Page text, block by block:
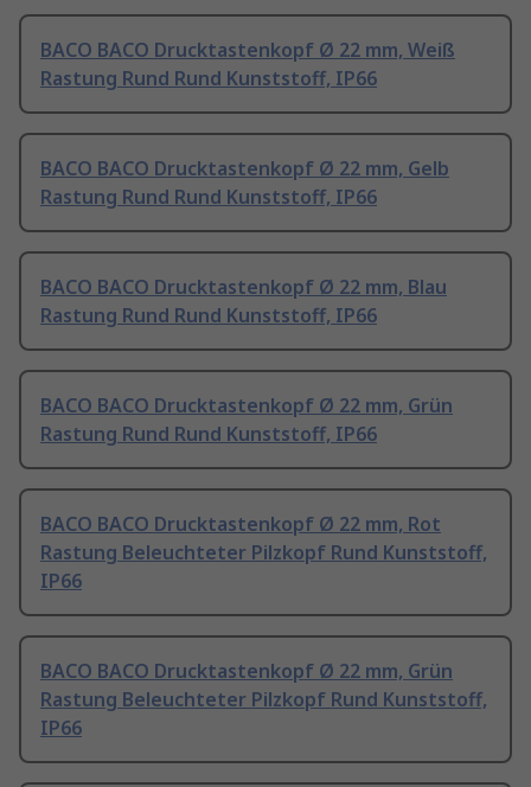
BACO BACO Drucktastenkopf Ø 22 mm, Weiß
Rastung Rund Rund Kunststoff, IP66
BACO BACO Drucktastenkopf Ø 22 mm, Gelb
Rastung Rund Rund Kunststoff, IP66
BACO BACO Drucktastenkopf Ø 22 mm, Blau
Rastung Rund Rund Kunststoff, IP66
BACO BACO Drucktastenkopf Ø 22 mm, Grün
Rastung Rund Rund Kunststoff, IP66
BACO BACO Drucktastenkopf Ø 22 mm, Rot
Rastung Beleuchteter Pilzkopf Rund Kunststoff,
IP66
BACO BACO Drucktastenkopf Ø 22 mm, Grün
Rastung Beleuchteter Pilzkopf Rund Kunststoff,
IP66